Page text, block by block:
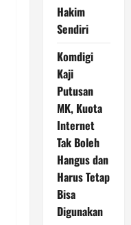
Hakim
Sendiri
Komdigi
Kaji
Putusan
MK, Kuota
Internet
Tak Boleh
Hangus dan
Harus Tetap
Bisa
Digunakan